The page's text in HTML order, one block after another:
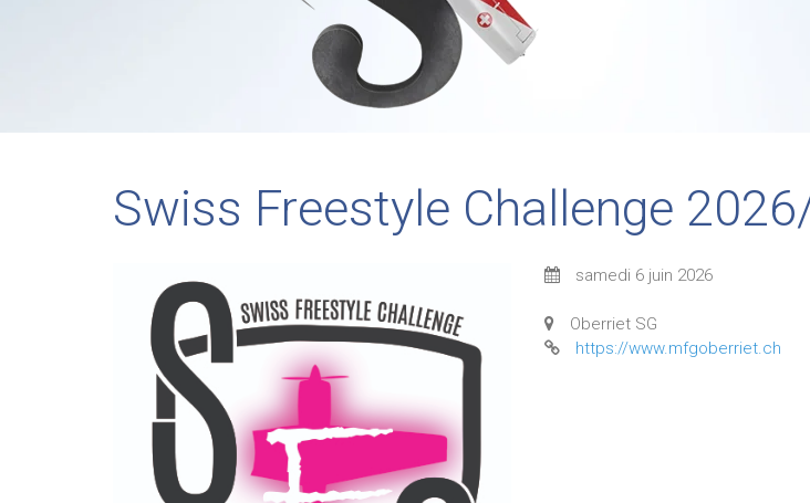
Swiss Freestyle Challenge
samedi 6 juin 2026
Oberriet SG
https://www.mfgoberriet.ch